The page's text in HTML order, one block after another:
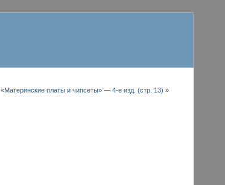
«Материнские платы и чипсеты» — 4-е изд. (стр. 13) »